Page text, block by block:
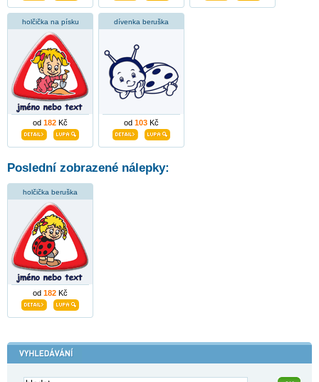
holčička na písku
od 182 Kč
dívenka beruška
od 103 Kč
Poslední zobrazené nálepky:
holčička beruška
od 182 Kč